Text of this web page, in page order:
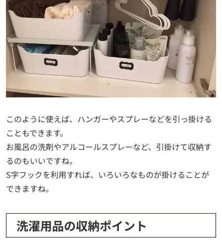
このように使えば、ハンガーやスプレーなどを引っ掛ける
こともできます。
お風呂の洗剤やアルコールスプレーなど、引掛けて収納す
るのもいいですね。
S字フックを利用すれば、いろいろなものが掛けることが
できますね。
洗濯用品の収納ポイント